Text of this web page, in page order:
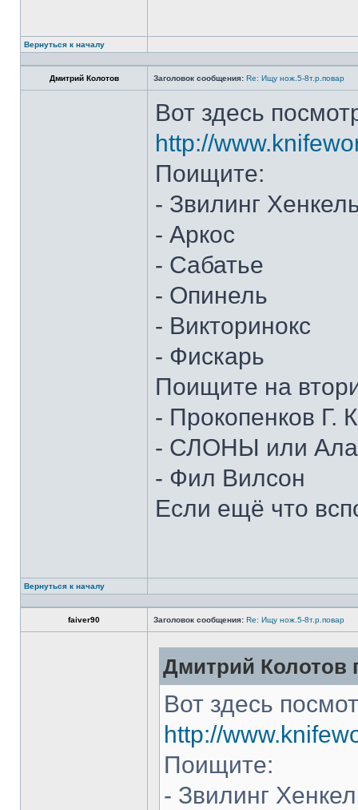
Вернуться к началу
Дмитрий Колотов Заголовок сообщения: Re: Ищу нож.5-8т.р.повар
Вот здесь
http://
Поищите:
- Звилинг
- Аркос
- Сабатье
- Опинель
- Викторинокс
- Фискарь
Поищите на
- Прокопенков Г.
- СЛОНЫ или
- Фил Вилсон
Если ещё что
Вернуться к началу
faiver90 Заголовок сообщения: Re: Ищу нож.5-8т.р.повар
Дмитрий Колотов
Вот здесь
http://
Поищите:
- Звилинг